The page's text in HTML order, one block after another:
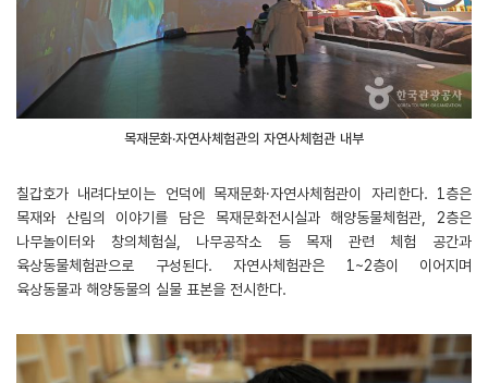
목재문화·자연사체험관의 자연사체험관 내부
칠갑호가 내려다보이는 언덕에 목재문화·자연사체험관이 자리한다. 1층은
목재와 산림의 이야기를 담은 목재문화전시실과 해양동물체험관, 2층은
나무놀이터와 창의체험실, 나무공작소 등 목재 관련 체험 공간과
육상동물체험관으로 구성된다. 자연사체험관은 1~2층이 이어지며
육상동물과 해양동물의 실물 표본을 전시한다.